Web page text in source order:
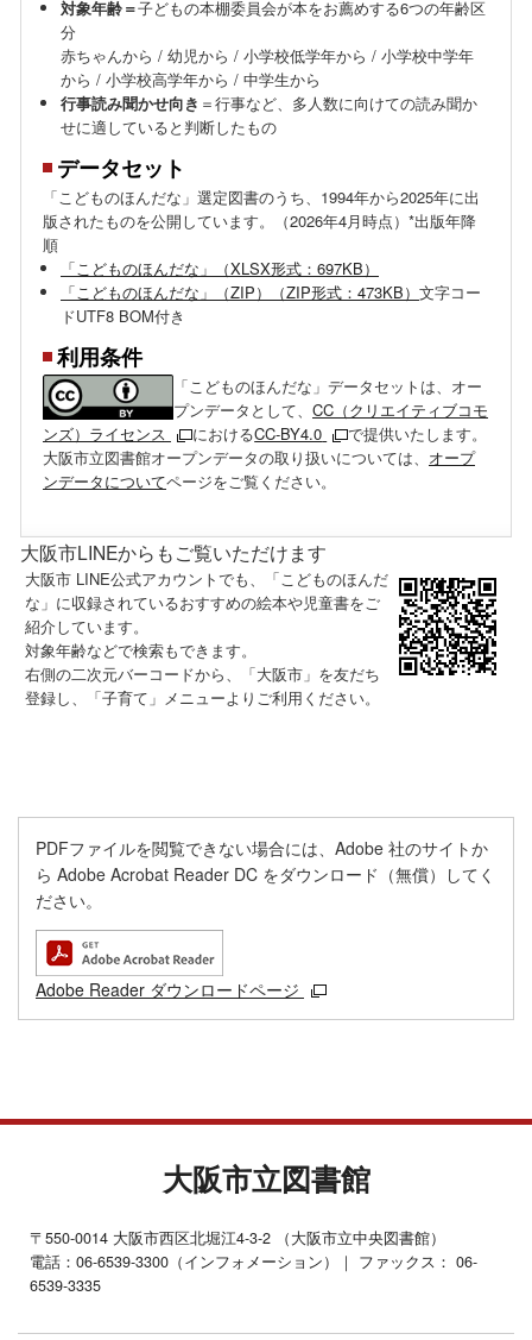
対象年齢＝子どもの本棚委員会が本をお薦めする6つの年齢区
分
赤ちゃんから / 幼児から / 小学校低学年から / 小学校中学年
から / 小学校高学年から / 中学生から
行事読み聞かせ向き ＝行事など、多人数に向けての読み聞か
せに適していると判断したもの
データセット
「こどものほんだな」選定図書のうち、1994年から2025年に出
版されたものを公開しています。（2026年4月時点）*出版年降
順
「こどものほんだな」（XLSX形式：697KB）
「こどものほんだな」（ZIP）（ZIP形式：473KB） 文字コー
ドUTF8 BOM付き
利用条件
「こどものほんだな」データセットは、オー
プンデータとして、 CC（クリエイティブコモ
ンズ）ライセンス
におけるCC-BY4.0
で提供いたします。
大阪市立図書館オープンデータの取り扱いについては、 オープ
ンデータについてページをご覧ください。
大阪市LINEからもご覧いただけます
大阪市 LINE公式アカウントでも、「こどものほんだ
な」に収録されているおすすめの絵本や児童書をご
紹介しています。
対象年齢などで検索もできます。
右側の二次元バーコードから、「大阪市」を友だち
登録し、「子育て」メニューよりご利用ください。
PDFファイルを閲覧できない場合には、Adobe 社のサイトか
ら Adobe Acrobat Reader DC をダウンロード（無償）してく
ださい。
Adobe Reader ダウンロードページ
大阪市立図書館
〒550-0014 大阪市西区北堀江4-3-2 （大阪市立中央図書館）
電話：06-6539-3300（インフォメーション）｜ ファックス： 06-
6539-3335